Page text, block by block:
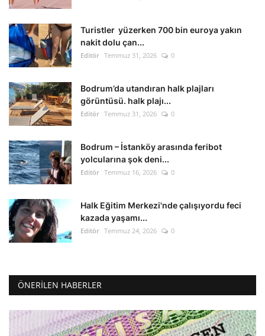
Kültür Sanat Tarih
Sağlık
Ekonomi
Gündem
Dünya
Turistler yüzerken 700 bin euroya yakın
nakit dolu çan...
Editör Temmuz 31, 2026 0
Bodrum’da utandıran halk plajları
görüntüsü. halk plajı...
Editör Temmuz 31, 2026 0
Bodrum – İstanköy arasında feribot
yolcularına şok deni...
Editör Temmuz 16, 2026 0
Halk Eğitim Merkezi'nde çalışıyordu feci
kazada yaşamı...
Editör Temmuz 24, 2026 0
ÖNERILEN HABERLER